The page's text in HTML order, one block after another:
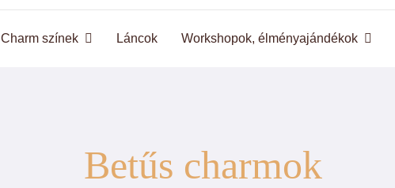
Charm színek Láncok Workshopok, élményajándékok
Betűs charmok